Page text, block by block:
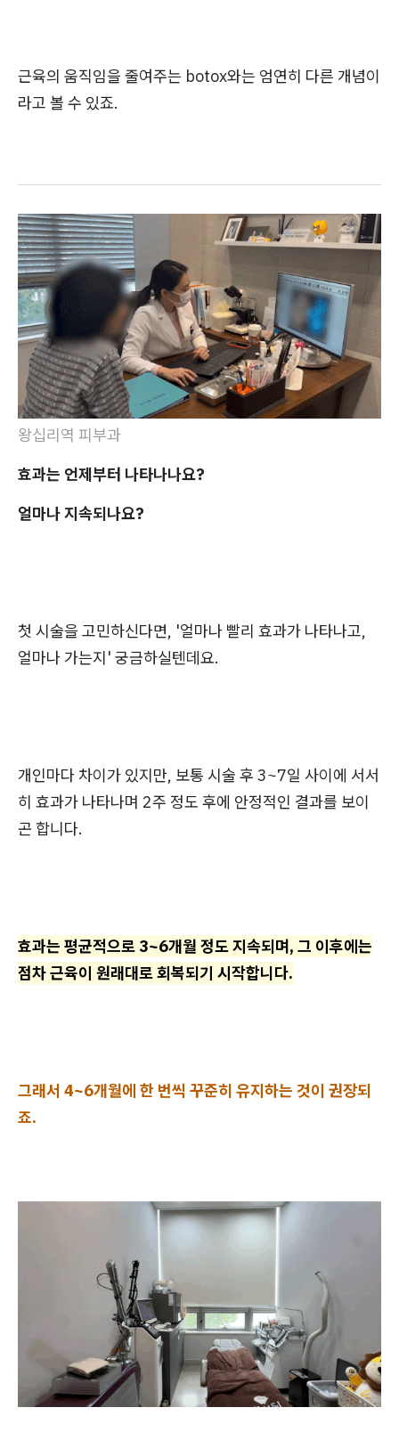
근육의 움직임을 줄여주는 botox와는 엄연히 다른 개념이
라고 볼 수 있죠.
왕십리역 피부과
효과는 언제부터 나타나나요?
얼마나 지속되나요?
첫 시술을 고민하신다면, '얼마나 빨리 효과가 나타나고,
얼마나 가는지' 궁금하실텐데요.
개인마다 차이가 있지만, 보통 시술 후 3~7일 사이에 서서
히 효과가 나타나며 2주 정도 후에 안정적인 결과를 보이
곤 합니다.
효과는 평균적으로 3~6개월 정도 지속되며, 그 이후에는
점차 근육이 원래대로 회복되기 시작합니다.
그래서 4~6개월에 한 번씩 꾸준히 유지하는 것이 권장되
죠.